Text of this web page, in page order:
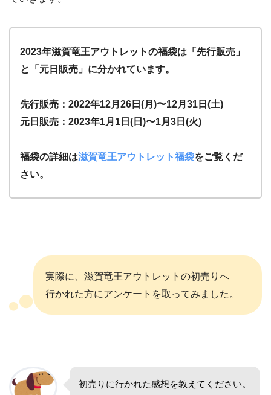
2023年滋賀竜王アウトレットの福袋は「先行販売」
と「元日販売」に分かれています。
先行販売：2022年12月26日(月)〜12月31日(土)
元日販売：2023年1月1日(日)〜1月3日(火)
福袋の詳細は滋賀竜王アウトレット福袋をご覧くだ
さい。
実際に、滋賀竜王アウトレットの初売りへ
行かれた方にアンケートを取ってみました。
初売りに行かれた感想を教えてください。